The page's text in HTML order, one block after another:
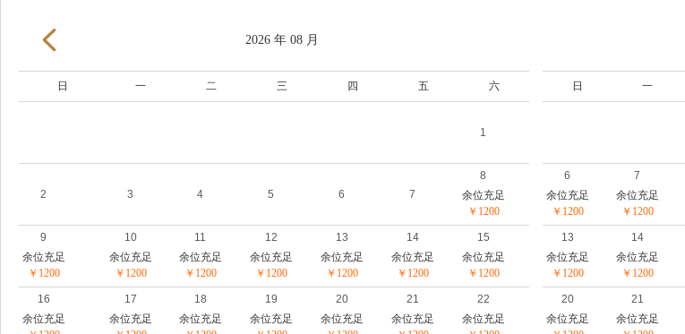
2026 年 08 月
日 一 二 三 四 五 六
1
2 3 4 5 6 7
8
余位充足
￥1200
9
余位充足
￥1200
10
余位充足
￥1200
11
余位充足
￥1200
12
余位充足
￥1200
13
余位充足
￥1200
14
余位充足
￥1200
15
余位充足
￥1200
16
余位充足
17
余位充足
18
余位充足
19
余位充足
20
余位充足
21
余位充足
22
余位充足
日 一
6
余位充足
￥1200
7
余位充足
￥1200
13
余位充足
￥1200
14
余位充足
￥1200
20
余位充足
21
余位充足